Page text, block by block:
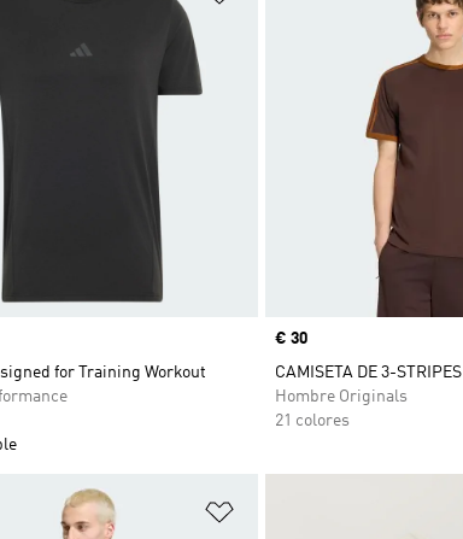
for Training Workout
Precio
€ 30
CAMISETA DE 3-STRIPES
Hombre Originals
21 colores
de deseos